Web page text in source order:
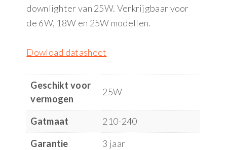
downlighter van 25W. Verkrijgbaar voor
de 6W, 18W en 25W modellen.
Dowload datasheet
Geschikt voor
vermogen
25W
Gatmaat
210-240
Garantie
3 jaar